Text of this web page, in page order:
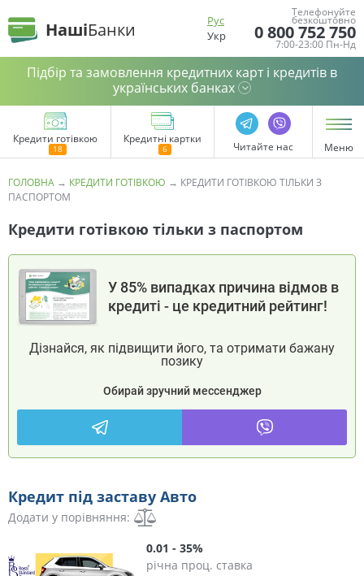
НашіБанки
Рус
Укр
Телефонуйте
безкоштовно
0 800 752 750
7:00-23:00 Пн-Нд
Підбір та замовлення кредитних карт і кредитів в
українських банках
Кредити готівкою Кредитні картки
Читайте нас Меню
ГОЛОВНА → КРЕДИТИ ГОТІВКОЮ → КРЕДИТИ ГОТІВКОЮ ТІЛЬКИ З
ПАСПОРТОМ
Кредити готівкою тільки з паспортом
У 85% випадках причина відмов в
кредиті - це кредитний рейтинг!
Дізнайся, як підвищити його, та отримати бажану
позику
Обирай зручний мессенджер
Кредит під заставу Авто
Додати у порівняння:
0.01 - 35%
річна проц. ставка